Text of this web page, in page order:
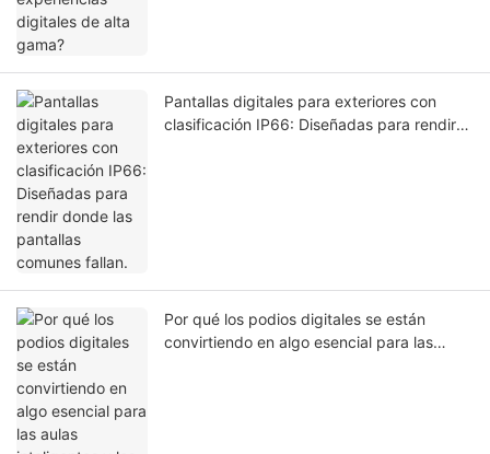
Pantallas digitales para exteriores con
clasificación IP66: Diseñadas para rendir
Por qué los podios digitales se están
convirtiendo en algo esencial para las